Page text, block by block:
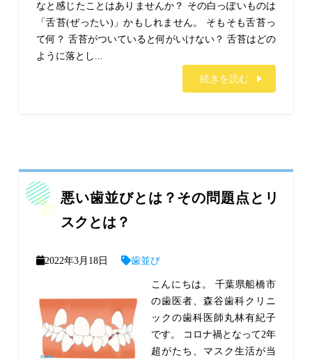
なと感じたことはありませんか？ その白っぽいものは
「舌苔(ぜったい)」かもしれません。 そもそも舌苔っ
て何？ 舌苔がついていると何がいけない？ 舌苔はどの
ように落とし...
続きを読む
悪い歯並びとは？その問題点とリ
スクとは？
2022年3月18日 歯並び
こんにちは。 千葉県船橋市
の歯医者、森谷歯科クリニ
ックの歯科医師丸林有紀子
です。 コロナ禍となって2年
超がたち、マスク生活が当